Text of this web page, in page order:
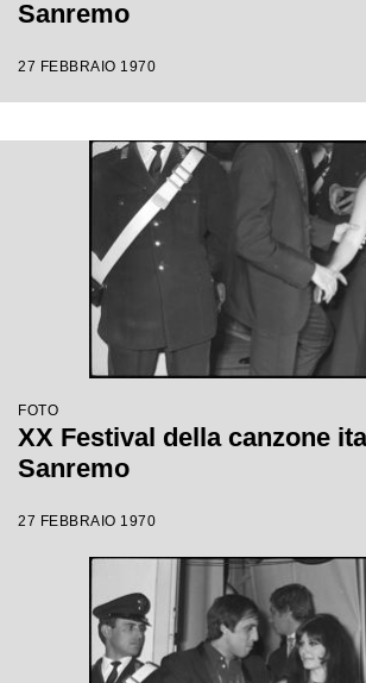
Sanremo
27 FEBBRAIO 1970
FOTO
XX Festival della canzone
Sanremo
27 FEBBRAIO 1970